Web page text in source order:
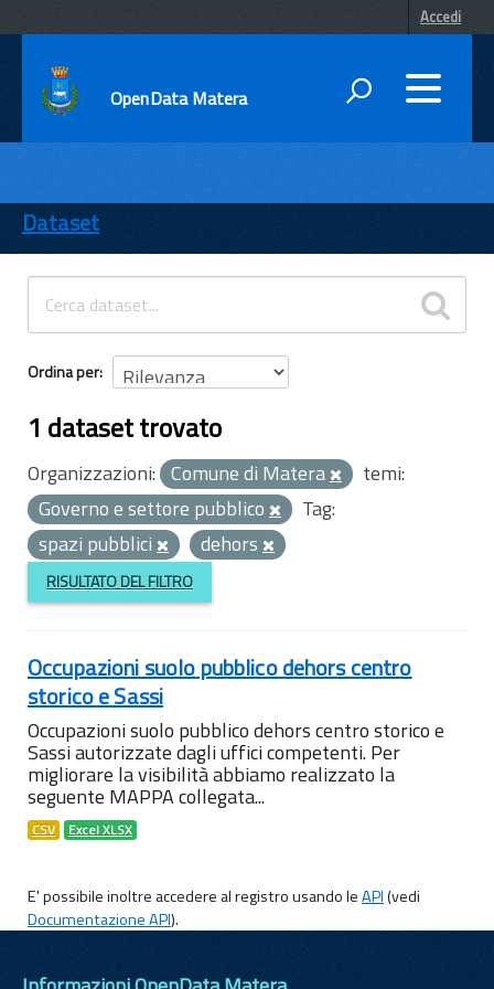
Accedi
OpenData Matera
ENTI
TEMI
INFORMAZIONI
Dataset
Ordina per
1 dataset trovato
Organizzazioni: Comune di Matera
temi:
Governo e settore pubblico
Tag:
spazi pubblici
dehors
RISULTATO DEL FILTRO
Occupazioni suolo pubblico dehors centro
storico e Sassi
Occupazioni suolo pubblico dehors centro storico e
Sassi autorizzate dagli uffici competenti. Per
migliorare la visibilità abbiamo realizzato la
seguente MAPPA collegata...
CSV Excel XLSX
E' possibile inoltre accedere al registro usando leAPI(vedi
Documentazione API).